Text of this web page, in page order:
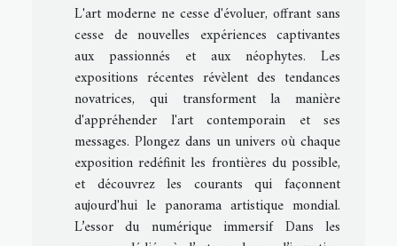
L'art moderne ne cesse d'évoluer, offrant sans
cesse de nouvelles expériences captivantes
aux passionnés et aux néophytes. Les
expositions récentes révèlent des tendances
novatrices, qui transforment la manière
d'appréhender l'art contemporain et ses
messages. Plongez dans un univers où chaque
exposition redéfinit les frontières du possible,
et découvrez les courants qui façonnent
aujourd'hui le panorama artistique mondial.
L’essor du numérique immersif Dans les